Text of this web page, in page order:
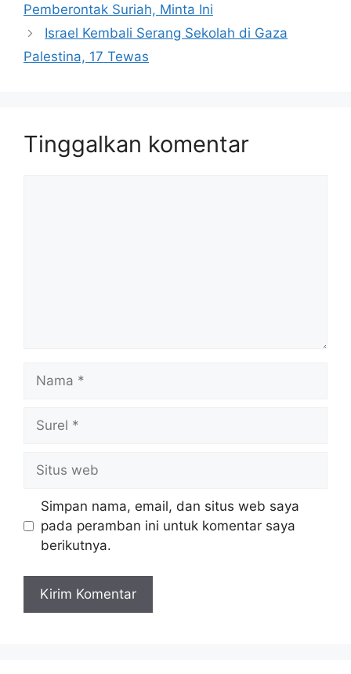
Pemberontak Suriah, Minta Ini
Israel Kembali Serang Sekolah di Gaza
Palestina, 17 Tewas
Tinggalkan komentar
Nama
Surel
Situs
web
Simpan nama, email, dan situs web saya
pada peramban ini untuk komentar saya
berikutnya.